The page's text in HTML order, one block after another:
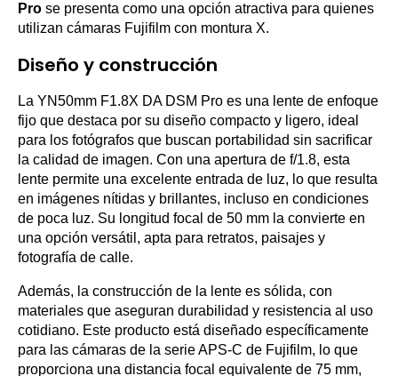
Pro se presenta como una opción atractiva para quienes
utilizan cámaras Fujifilm con montura X.
Diseño y construcción
La YN50mm F1.8X DA DSM Pro es una lente de enfoque
fijo que destaca por su diseño compacto y ligero, ideal
para los fotógrafos que buscan portabilidad sin sacrificar
la calidad de imagen. Con una apertura de f/1.8, esta
lente permite una excelente entrada de luz, lo que resulta
en imágenes nítidas y brillantes, incluso en condiciones
de poca luz. Su longitud focal de 50 mm la convierte en
una opción versátil, apta para retratos, paisajes y
fotografía de calle.
Además, la construcción de la lente es sólida, con
materiales que aseguran durabilidad y resistencia al uso
cotidiano. Este producto está diseñado específicamente
para las cámaras de la serie APS-C de Fujifilm, lo que
proporciona una distancia focal equivalente de 75 mm,